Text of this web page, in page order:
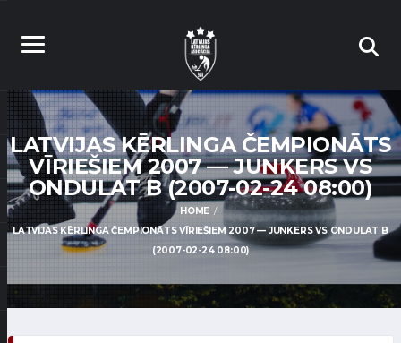
LATVIJAS KĒRLINGA ČEMPIONĀTS
VĪRIEŠIEM 2007 — JUNKERS VS
ONDULAT B (2007-02-24 08:00)
HOME
LATVIJAS KĒRLINGA ČEMPIONĀTS VĪRIEŠIEM 2007 — JUNKERS VS ONDULAT B
(2007-02-24 08:00)